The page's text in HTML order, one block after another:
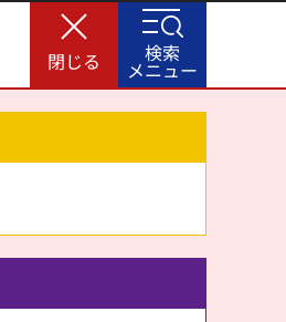
閉じる 検索
メニュー